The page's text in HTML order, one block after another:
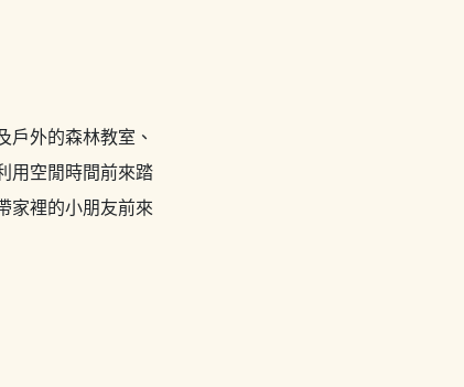
戶外的森林教室、
用空閒時間前來踏
家裡的小朋友前來